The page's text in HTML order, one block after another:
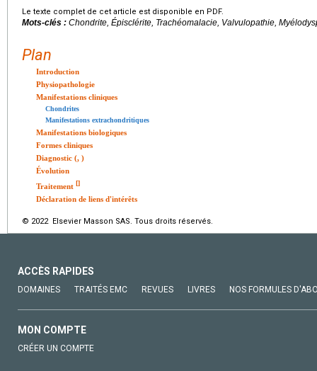
Le texte complet de cet article est disponible en PDF.
Mots-clés : Chondrite, Épisclérite, Trachéomalacie, Valvulopathie,
Plan
Introduction
Physiopathologie
Manifestations cliniques
Chondrites
Manifestations extrachondritiques
Manifestations biologiques
Formes cliniques
Diagnostic (, )
Évolution
Traitement []
Déclaration de liens d'intérêts
© 2022 Elsevier Masson SAS. Tous droits réservés.
ACCÈS RAPIDES
DOMAINES TRAITÉS EMC REVUES LIVRES NOS FORMULES
MON COMPTE
CRÉER UN COMPTE